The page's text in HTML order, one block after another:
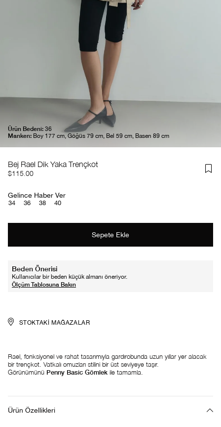
Ürün Bedeni: 36
Manken: Boy 177 cm, Göğüs 79 cm, Bel 59 cm, Basen 89 cm
Bej Rael Dik Yaka Trençkot
$115.00
Gelince Haber Ver
34 36 38 40
Beden Önerisi
Kullanıcılar bir beden küçük almanı öneriyor.
STOKTAKI MAĞAZALAR
Rael, fonksiyonel ve rahat tasarımıyla gardırobunda uzun yıllar yer alacak
bir trençkot. Vatkalı omuzları stilini bir üst seviyeye taşır.
Görünümünü Penny Basic Gömlek ile tamamla.
Ürün Özellikleri